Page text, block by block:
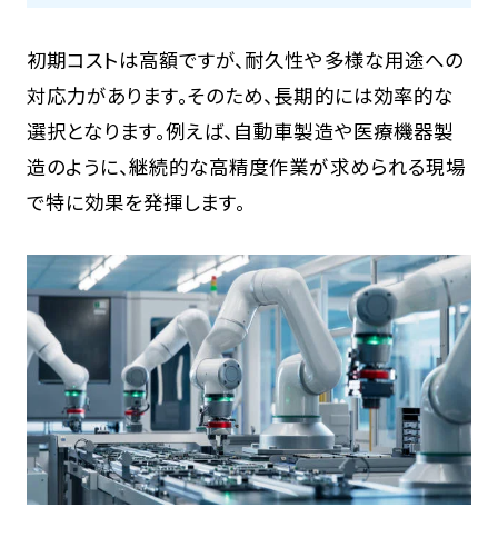
初期コストは高額ですが、耐久性や多様な用途への
対応力があります。そのため、長期的には効率的な
選択となります。例えば、自動車製造や医療機器製
造のように、継続的な高精度作業が求められる現場
で特に効果を発揮します。